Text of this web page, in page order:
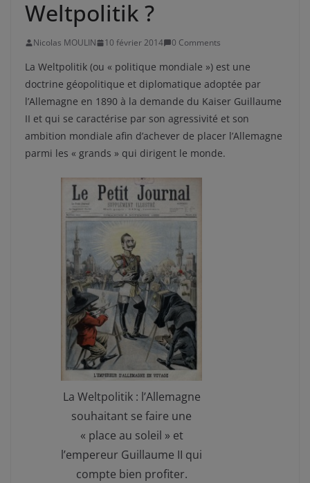
Weltpolitik ?
Nicolas MOULIN 10 février 2014 0 Comments
La Weltpolitik (ou « politique mondiale ») est une
doctrine géopolitique et diplomatique adoptée par
l’Allemagne en 1890 à la demande du Kaiser Guillaume
II et qui se caractérise par son agressivité et son
ambition mondiale afin d’achever de placer l’Allemagne
parmi les « grands » qui dirigent le monde.
La Weltpolitik : l’Allemagne
souhaitant se faire une
« place au soleil » et
l’empereur Guillaume II qui
compte bien profiter.